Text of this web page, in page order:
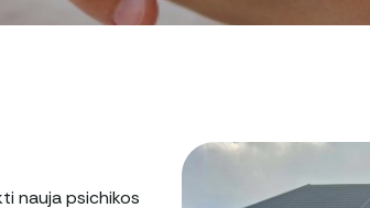
nauja psichikos